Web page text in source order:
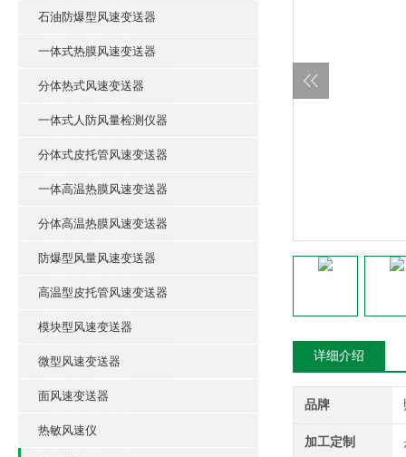
石油防爆型风速变送器
一体式热膜风速变送器
分体热式风速变送器
一体式人防风量检测仪器
分体式皮托管风速变送器
一体高温热膜风速变送器
分体高温热膜风速变送器
防爆型风量风速变送器
高温型皮托管风速变送器
模块型风速变送器
微型风速变送器
面风速变送器
热敏风速仪
详细介绍
品牌
加工定制